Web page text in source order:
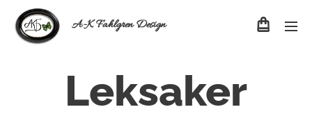
A-K Fahlgren Design
Leksaker